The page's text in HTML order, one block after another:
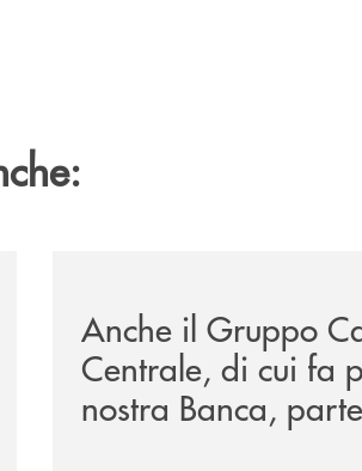
Anche il Gruppo
Centrale, di cui fa
nostra Banca,
EUR.BANK, il